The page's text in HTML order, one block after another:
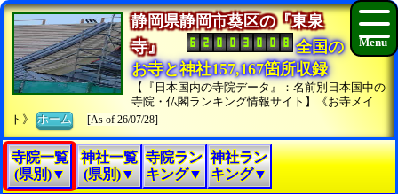
静岡県静岡市葵区の『東泉
寺』
全国の
お寺と神社157,167箇所収録
【『日本国内の寺院データ』：名前別日本国中の
寺院・仏閣ランキング情報サイト】《お寺メイ
ト》ホーム [As of 26/07/28]
寺院一覧
(県別)▼
神社一覧
(県別)▼
寺院ラン
キング▼
神社ラン
キング▼